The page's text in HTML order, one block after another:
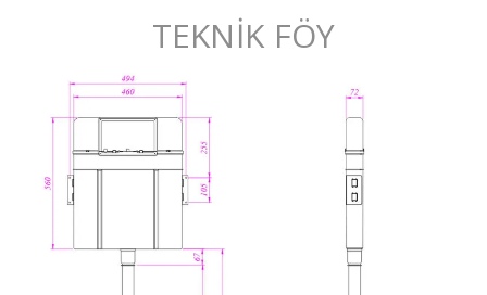
TEKNİK FÖY